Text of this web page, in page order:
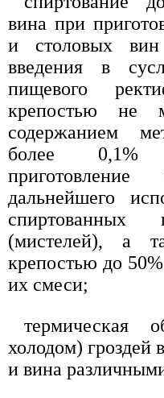
вина при
и столовых
введения в
пищевого
крепостью не
содержанием
более 0,1%
дальнейшего
спиртованных
(мистелей), а
крепостью до
их смеси;
термическая
холодом) гроздей
и вина